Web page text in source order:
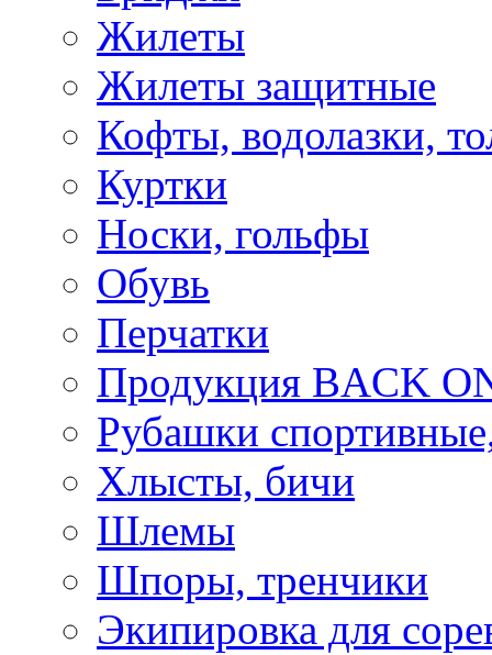
Жилеты
Жилеты защитные
Кофты, водолазки,
Куртки
Носки, гольфы
Обувь
Перчатки
Продукция BACK
Рубашки
Хлысты, бичи
Шлемы
Шпоры, тренчики
Экипировка для